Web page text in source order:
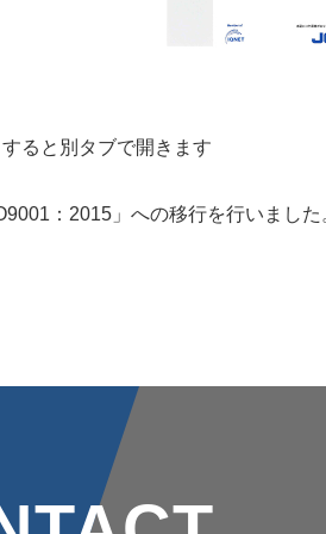
ると別タブで開きます
：2015」への移行を行いました